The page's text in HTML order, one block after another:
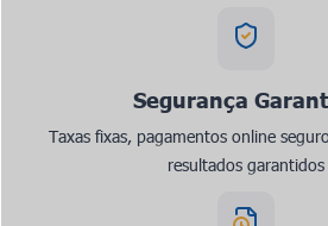
Segurança
Taxas fixas, pagamentos online
resultados garantidos